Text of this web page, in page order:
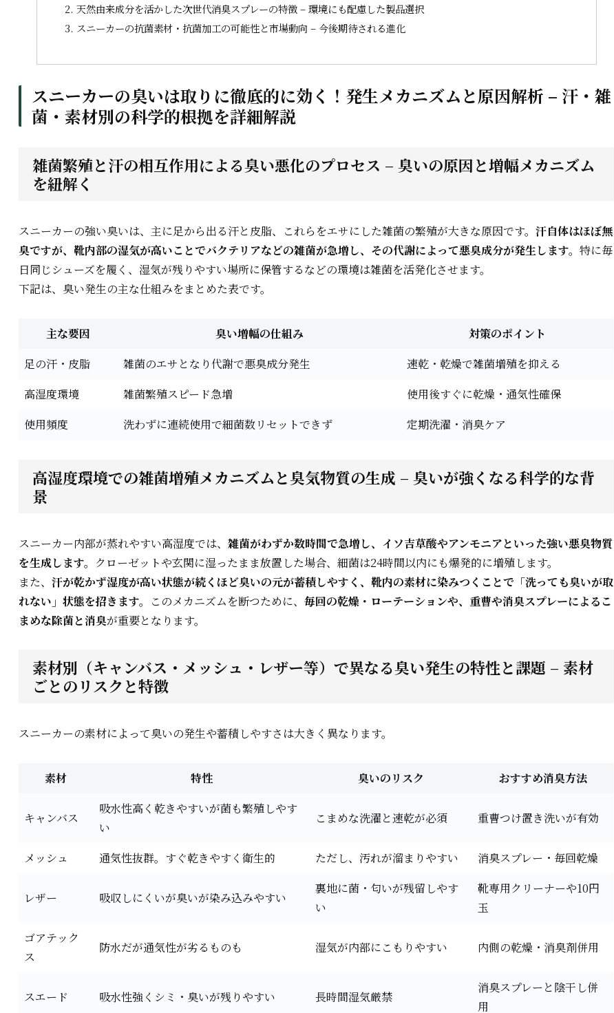
天然由来成分を活かした次世代消臭スプレーの特徴 – 環境にも配慮した製品選択
スニーカーの抗菌素材・抗菌加工の可能性と市場動向 – 今後期待される進化
スニーカーの臭いは取りに徹底的に効く！発生メカニズムと原因解析 – 汗・雑
菌・素材別の科学的根拠を詳細解説
雑菌繁殖と汗の相互作用による臭い悪化のプロセス – 臭いの原因と増幅メカニズム
を紐解く
スニーカーの強い臭いは、主に足から出る汗と皮脂、これらをエサにした雑菌の繁殖が大きな原因です。 汗自体はほぼ無
臭ですが、靴内部の湿気が高いことでバクテリアなどの雑菌が急増し、その代謝によって悪臭成分が発生します。 特に毎
日同じシューズを履く、湿気が残りやすい場所に保管するなどの環境は雑菌を活発化させます。
下記は、臭い発生の主な仕組みをまとめた表です。
主な要因 臭い増幅の仕組み
対策のポイント
足の汗・皮脂
雑菌のエサとなり代謝で悪臭成分発生
速乾・乾燥で雑菌増殖を抑える
高湿度環境
雑菌繁殖スピード急増
使用後すぐに乾燥・通気性確保
使用頻度
洗わずに連続使用で細菌数リセットできず 定期洗濯・消臭ケア
高湿度環境での雑菌増殖メカニズムと臭気物質の生成 – 臭いが強くなる科学的な背
景
スニーカー内部が蒸れやすい高湿度では、 雑菌がわずか数時間で急増し、イソ吉草酸やアンモニアといった強い悪臭物質
を生成します。 クローゼットや玄関に湿ったまま放置した場合、細菌は24時間以内にも爆発的に増殖します。
また、 汗が乾かず湿度が高い状態が続くほど臭いの元が蓄積しやすく、靴内の素材に染みつくことで「洗っても臭いが取
れない」状態を招きます。
このメカニズムを断つために、 毎回の乾燥・ローテーションや、重曹や消臭スプレーによるこ
まめな除菌と消臭が重要となります。
素材別（キャンバス・メッシュ・レザー等）で異なる臭い発生の特性と課題 – 素材
ごとのリスクと特徴
スニーカーの素材によって臭いの発生や蓄積しやすさは大きく異なります。
素材 特性 臭いのリスク おすすめ消臭方法
キャンバス
吸水性高く乾きやすいが菌も繁殖しやす
い
こまめな洗濯と速乾が必須 重曹つけ置き洗いが有効
メッシュ 通気性抜群。すぐ乾きやすく衛生的 ただし、汚れが溜まりやすい 消臭スプレー・毎回乾燥
レザー 吸収しにくいが臭いが染み込みやすい
裏地に菌・匂いが残留しやす
い
靴専用クリーナーや10円
玉
ゴアテック
ス
防水だが通気性が劣るものも 湿気が内部にこもりやすい 内側の乾燥・消臭剤併用
スエード 吸水性強くシミ・臭いが残りやすい 長時間湿気厳禁
消臭スプレーと陰干し併
用